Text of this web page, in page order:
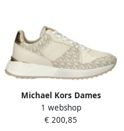
Michael Kors Dames
Sneakers Jaime Trainer Mk
Sig Semi Lux Off White
1 webshop
€ 200,85